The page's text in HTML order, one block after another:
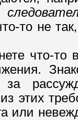
то не
что-то
за
этих
или